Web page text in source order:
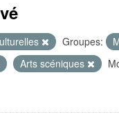
Groupes:
Arts scéniques